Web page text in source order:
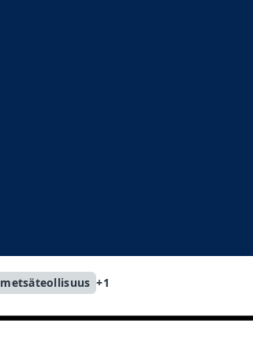
+1